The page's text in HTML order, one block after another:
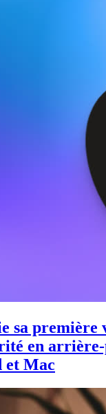
sa première
en
et Mac